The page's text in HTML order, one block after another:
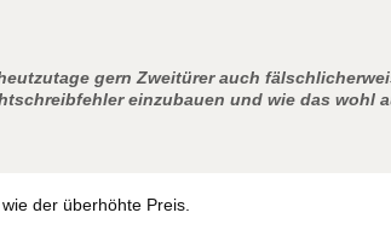
gern Zweitürer auch
einzubauen und wie das wohl
der überhöhte Preis.